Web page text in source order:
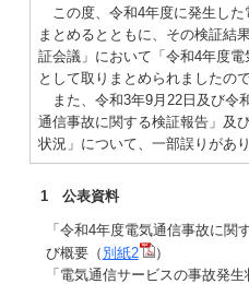
この度、令和4年度に発生した
まとめるとともに、その検証結
証会議」において「令和4年度電
として取りまとめられましたの
また、令和3年9月22日及び令
通信事故に関する検証報告」及
状況」について、一部誤りがあ
1 公表資料
「令和4年度電気通信事故に関
び概要（ 別紙2
）
「電気通信サービスの事故発